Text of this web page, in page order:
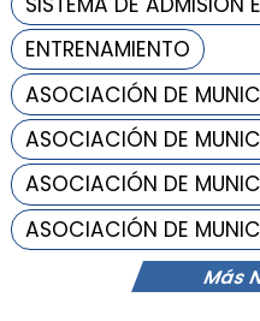
Más
ENTRENAMIENTO
ASOCIACIÓN DE
ASOCIACIÓN DE
ASOCIACIÓN DE
ASOCIACIÓN DE